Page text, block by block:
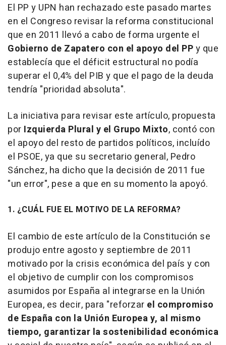
El PP y UPN han rechazado este pasado martes
en el Congreso revisar la reforma constitucional
que en 2011 llevó a cabo de forma urgente el
Gobierno de Zapatero con el apoyo del PPy que
establecía que el déficit estructural no podía
superar el 0,4% del PIB y que el pago de la deuda
tendría "prioridad absoluta".
La iniciativa para revisar este artículo, propuesta
por Izquierda Plural y el Grupo Mixto, contó con
el apoyo del resto de partidos políticos, incluído
el PSOE, ya que su secretario general, Pedro
Sánchez, ha dicho que la decisión de 2011 fue
"un error", pese a que en su momento la apoyó.
1. ¿CUÁL FUE EL MOTIVO DE LA REFORMA?
El cambio de este artículo de la Constitución se
produjo entre agosto y septiembre de 2011
motivado por la crisis económica del país y con
el objetivo de cumplir con los compromisos
asumidos por España al integrarse en la Unión
Europea, es decir, para "reforzar el compromiso
de España con la Unión Europea y, al mismo
tiempo, garantizar la sostenibilidad económica